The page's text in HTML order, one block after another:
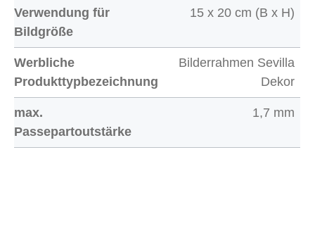
Verwendung für
Bildgröße
15 x 20 cm (B x H)
Werbliche
Produkttypbezeichnung
Bilderrahmen Sevilla
Dekor
max.
Passepartoutstärke
1,7 mm